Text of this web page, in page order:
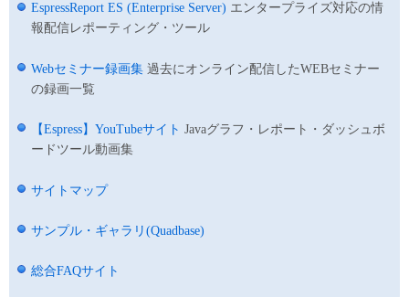
EspressReport ES (Enterprise Server) エンタープライズ対応の情
報配信レポーティング・ツール
Webセミナー録画集 過去にオンライン配信したWEBセミナー
の録画一覧
【Espress】YouTubeサイト Javaグラフ・レポート・ダッシュボ
ードツール動画集
サイトマップ
サンプル・ギャラリ(Quadbase)
総合FAQサイト